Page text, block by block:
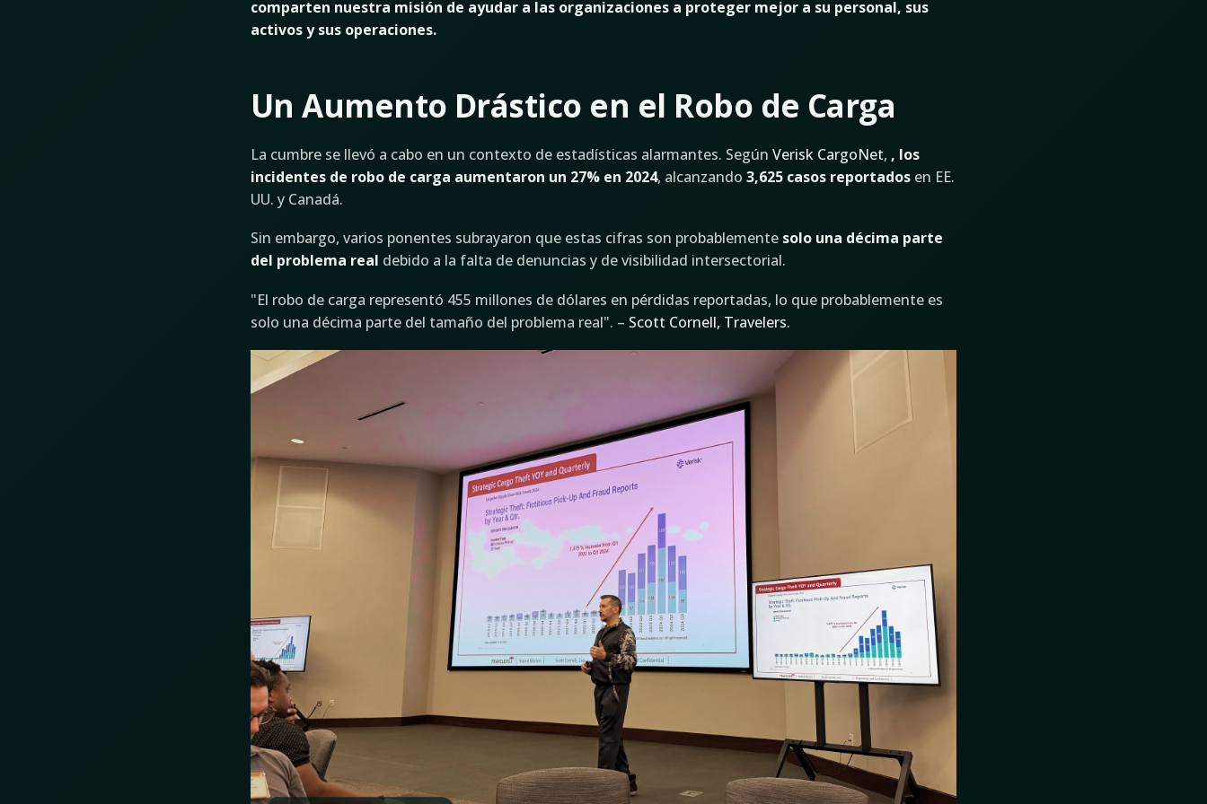
comparten nuestra misión de ayudar a las organizaciones a proteger mejor a su personal, sus
activos y sus operaciones.
Un Aumento Drástico en el Robo de Carga
La cumbre se llevó a cabo en un contexto de estadísticas alarmantes. Según Verisk CargoNet, , los
incidentes de robo de carga aumentaron un 27% en 2024, alcanzando 3,625 casos reportados en EE.
UU. y Canadá.
Sin embargo, varios ponentes subrayaron que estas cifras son probablemente solo una décima parte
del problema real debido a la falta de denuncias y de visibilidad intersectorial.
"El robo de carga representó 455 millones de dólares en pérdidas reportadas, lo que probablemente es
solo una décima parte del tamaño del problema real". – Scott Cornell, Travelers.